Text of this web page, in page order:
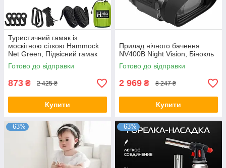
Туристичний гамак із
москітною сіткою Hammock
Net Green, Підвісний гамак
Готово до відправки
873 ₴ 2 425 ₴
Купити
Прилад нічного бачення
NV400B Night Vision, Бінокль
Готово до відправки
2 969 ₴ 8 247 ₴
Купити
–63% –63%